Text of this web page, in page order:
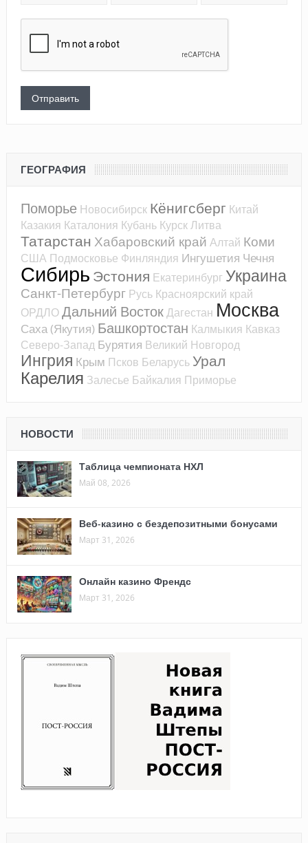
ГЕОГРАФИЯ
Поморье Новосибирск Кёнигсберг Китай
Казакия Каталония Кубань КурскЛитва
Татарстан Хабаровский край Алтай Коми
США Подмосковье Финляндия Ингушетия Чечня
Сибирь Эстония Екатеринбург Украина
Санкт-Петербург Русь Красноярский край
ОРДЛОДальний ВостокДагестан Москва
Саха (Якутия) Башкортостан Калмыкия Кавказ
Северо-Запад Бурятия Великий Новгород
Ингрия Крым Псков Беларусь Урал
Карелия Залесье Байкалия Приморье
НОВОСТИ
Таблица чемпионата НХЛ
Май 08, 2026
Веб-казино с бездепозитными бонусами
Март 31, 2026
Онлайн казино Френдс
Март 31, 2026